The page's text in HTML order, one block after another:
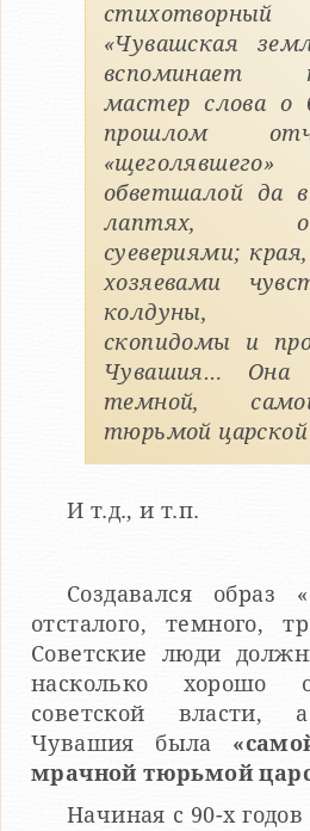
«Чувашская
вспоминает
мастер слова о
прошлом
обветшалой да
лаптях,
суевериями;
хозяевами
колдуны,
скопидомы и
Чувашия… Она
темной,
тюрьмой царской
И т.д., и т.п.
Создавался образ
отсталого, темного,
Советские люди
насколько
советской
Чувашия была
мрачной тюрьмой
Начиная с 90-х